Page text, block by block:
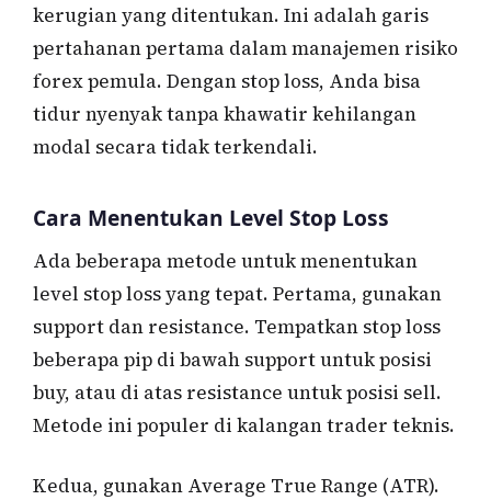
kerugian yang ditentukan. Ini adalah garis
pertahanan pertama dalam manajemen risiko
forex pemula. Dengan stop loss, Anda bisa
tidur nyenyak tanpa khawatir kehilangan
modal secara tidak terkendali.
Cara Menentukan Level Stop Loss
Ada beberapa metode untuk menentukan
level stop loss yang tepat. Pertama, gunakan
support dan resistance. Tempatkan stop loss
beberapa pip di bawah support untuk posisi
buy, atau di atas resistance untuk posisi sell.
Metode ini populer di kalangan trader teknis.
Kedua, gunakan Average True Range (ATR).